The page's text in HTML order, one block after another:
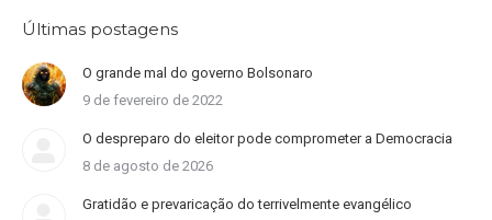
Últimas postagens
O grande mal do governo Bolsonaro
9 de fevereiro de 2022
O despreparo do eleitor pode comprometer a Democracia
8 de agosto de 2026
Gratidão e prevaricação do terrivelmente evangélico